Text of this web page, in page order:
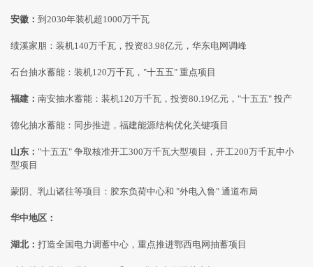
安徽： 到2030年装机超1000万千瓦
绩溪家朋：装机140万千瓦，投资83.98亿元，华东电网调峰
石台抽水蓄能：装机120万千瓦，"十五五" 重点项目
福建： 南安抽水蓄能：装机120万千瓦，投资80.19亿元，"十五五" 投产
德化抽水蓄能：同步推进，福建能源结构优化关键项目
山东： "十五五" 争取核准开工300万千瓦大型项目，开工200万千瓦中小
型项目
蒙阴、乳山诸往等项目：胶东负荷中心和 "外电入鲁" 通道布局
华中地区：
湖北： 打造全国电力调蓄中心，重点推进鄂西电网抽蓄项目